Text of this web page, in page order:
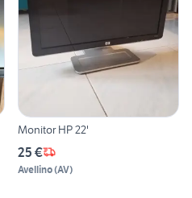
Monitor HP 22'
25 €
Avellino(AV)